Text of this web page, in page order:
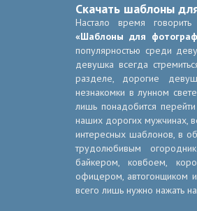
Скачать шаблоны
Настало время
«Шаблоны для
популярностью среди
девушка всегда
разделе, дорогие
незнакомки в лунном
лишь понадобится
наших дорогих мужчинах,
интересных шаблонов, в
трудолюбивым
байкером, ковбоем,
офицером, автогонщиком
всего лишь нужно нажать